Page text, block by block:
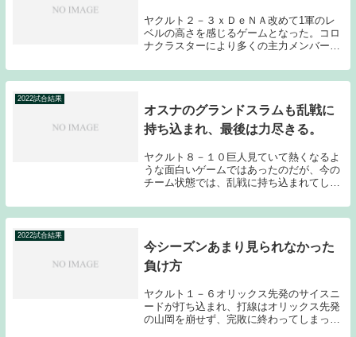
ヤクルト２－３ｘＤｅＮＡ改めて1軍のレ
ベルの高さを感じるゲームとなった。コロ
ナクラスターにより多くの主力メンバーを
することでチームを維持しているのだが、
この3試合、明確な実力差による力負けが
2022試合結果
オスナのグランドスラムも乱戦に
持ち込まれ、最後は力尽きる。
ヤクルト８－１０巨人見ていて熱くなるよ
うな面白いゲームではあったのだが、今の
チーム状態では、乱戦に持ち込まれてしま
を作り、オスナに満塁ホームランが飛び出
すという願ってもない形のゲームの入りと
2022試合結果
今シーズンあまり見られなかった
負け方
ヤクルト１－６オリックス先発のサイスニ
ードが打ち込まれ、打線はオリックス先発
の山岡を崩せず、完敗に終わってしまっ